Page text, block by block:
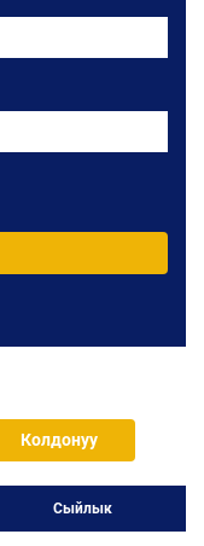
Колдонуу
Сыйлык